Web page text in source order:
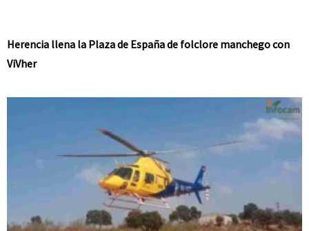
Herencia llena la Plaza de España de folclore manchego con
ViVher